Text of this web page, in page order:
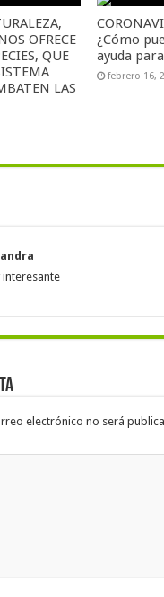
OFRECE
QUE
LAS
¿Cómo
ayuda
febrero 16,
interesante
electrónico no será